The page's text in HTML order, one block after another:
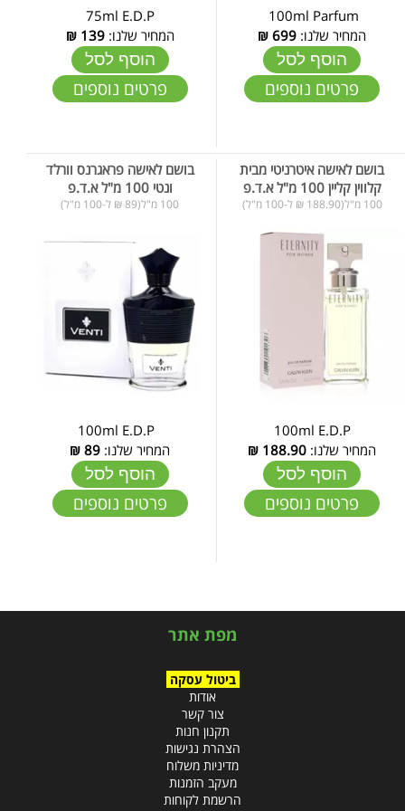
100ml Parfum
המחיר שלנו: 699
₪
הוסף לסל
פרטים נוספים
75ml E.D.P
המחיר שלנו:139
₪
הוסף לסל
פרטים נוספים
בושם לאישה איטרניטי מבית
קלווין קליין 100 מ"ל א.ד.פ
100 מ"ל(188.90 ₪ ל-100 מ"ל)
100ml E.D.P
המחיר שלנו: 188.90
₪
הוסף לסל
פרטים נוספים
בושם לאישה פראגרנס וורלד
ונטי 100 מ"ל א.ד.פ
100 מ"ל(89 ₪ ל-100 מ"ל)
המחיר שלנו: 89
₪
הוסף לסל
פרטים נוספים
מפת אתר
ביטול עסקה
אודות
צור קשר
תקנון חנות
הצהרת נגישות
מדיניות משלוח
מעקב הזמנות
הרשמת לקוחות